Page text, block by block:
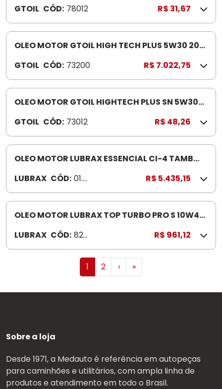
GTOIL CÓD: 78012 R$ 31,67
OLEO MOTOR GTOIL HIGH TECH PLUS 5W30 200
GTOIL CÓD: 73200 R$ 7.022,75
OLEO MOTOR GTOIL HIGHTECH PLUS SN 5W30
GTOIL CÓD: 73012 R$ 48,26
OLEO MOTOR LUBRAX ESSENCIAL CI-4 TAMB
LUBRAX CÓD: 01.0
24.9
90
R$ 5.435,15
OLEO MOTOR LUBRAX TOP TURBO PRO S 10W40
LUBRAX CÓD: 8231
9
R$ 961,12
1 2 › »
Sobre a loja
Desde 1971, a Medauto é referência em autopeças
para caminhões e utilitários, com ampla linha de
produtos e atendimento em todo o Brasil.